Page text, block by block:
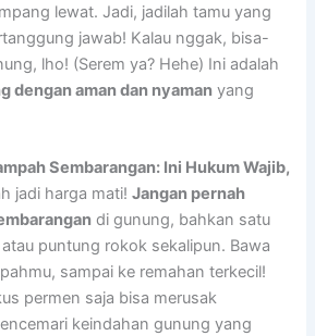
lewat. Jadi, jadilah tamu yang
jawab! Kalau nggak, bisa-
lho! (Serem ya? Hehe) Ini adalah
dengan aman dan nyaman yang
Sembarangan: Ini Hukum Wajib,
jadi harga mati!Jangan pernah
di gunung, bahkan satu
puntung rokok sekalipun. Bawa
sampai ke remahan terkecil!
permen saja bisa merusak
keindahan gunung yang